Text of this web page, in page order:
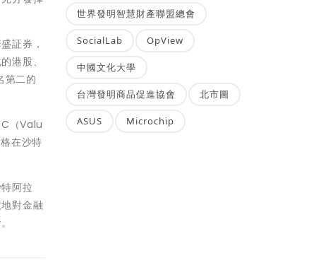
証券，
港股、
第二的
（Valu
在沙特
阿拉
對金融
世界發明智慧財產聯盟總會
SocialLab OpView
中國文化大學
台灣發明商品促進協會 北市圖
ASUS Microchip